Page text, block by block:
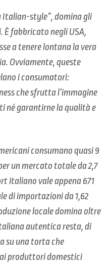
Italian-style”, domina gli
fabbricato negli USA,
a tenere lontana la vera
Ovviamente, queste
i consumatori:
che sfrutta l’immagine
né garantirne la qualità e
consumano quasi 9
un mercato totale da 2,7
italiano vale appena 671
di importazioni da 1,62
locale domina oltre
autentica resta, di
su una torta che
produttori domestici